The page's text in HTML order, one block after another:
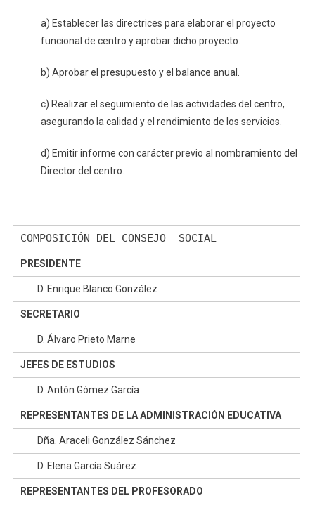
a) Establecer las directrices para elaborar el proyecto
funcional de centro y aprobar dicho proyecto.
b) Aprobar el presupuesto y el balance anual.
c) Realizar el seguimiento de las actividades del centro,
asegurando la calidad y el rendimiento de los servicios.
d) Emitir informe con carácter previo al nombramiento del
Director del centro.
COMPOSICIÓN DEL CONSEJO SOCIAL
PRESIDENTE
D. Enrique Blanco González
SECRETARIO
D. Álvaro Prieto Marne
JEFES DE ESTUDIOS
D. Antón Gómez García
REPRESENTANTES DE LA ADMINISTRACIÓN EDUCATIVA
Dña. Araceli González Sánchez
D. Elena García Suárez
REPRESENTANTES DEL PROFESORADO